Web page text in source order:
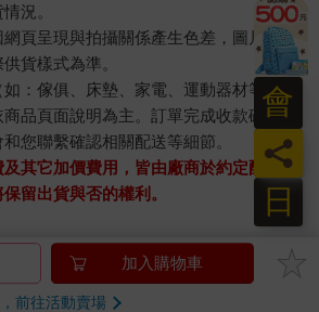
況。
頁呈現與拍攝關係產生色差，圖片僅供
貨樣式為準。
：傢俱、床墊、家電、運動器材等）及
品頁面說明為主。訂單完成收款確認
您聯繫確認相關配送等細節。
其它加價費用，皆由廠商於約定配送時
留出貨與否的權利。
您操作ATM! 如接獲電話要求您前往
從指示，以免受騙上當！
加入購物車
前往活動賣場
日
員
會